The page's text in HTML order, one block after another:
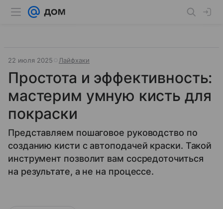
22 июля 2025 Лайфхаки
Простота и эффективность:
мастерим умную кисть для
покраски
Представляем пошаговое руководство по
созданию кисти с автоподачей краски. Такой
инструмент позволит вам сосредоточиться
на результате, а не на процессе.